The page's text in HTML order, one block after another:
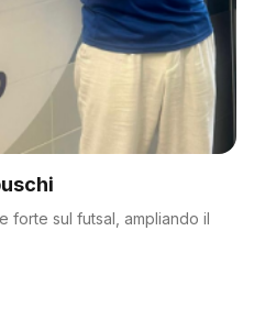
forte sul futsal, ampliando il